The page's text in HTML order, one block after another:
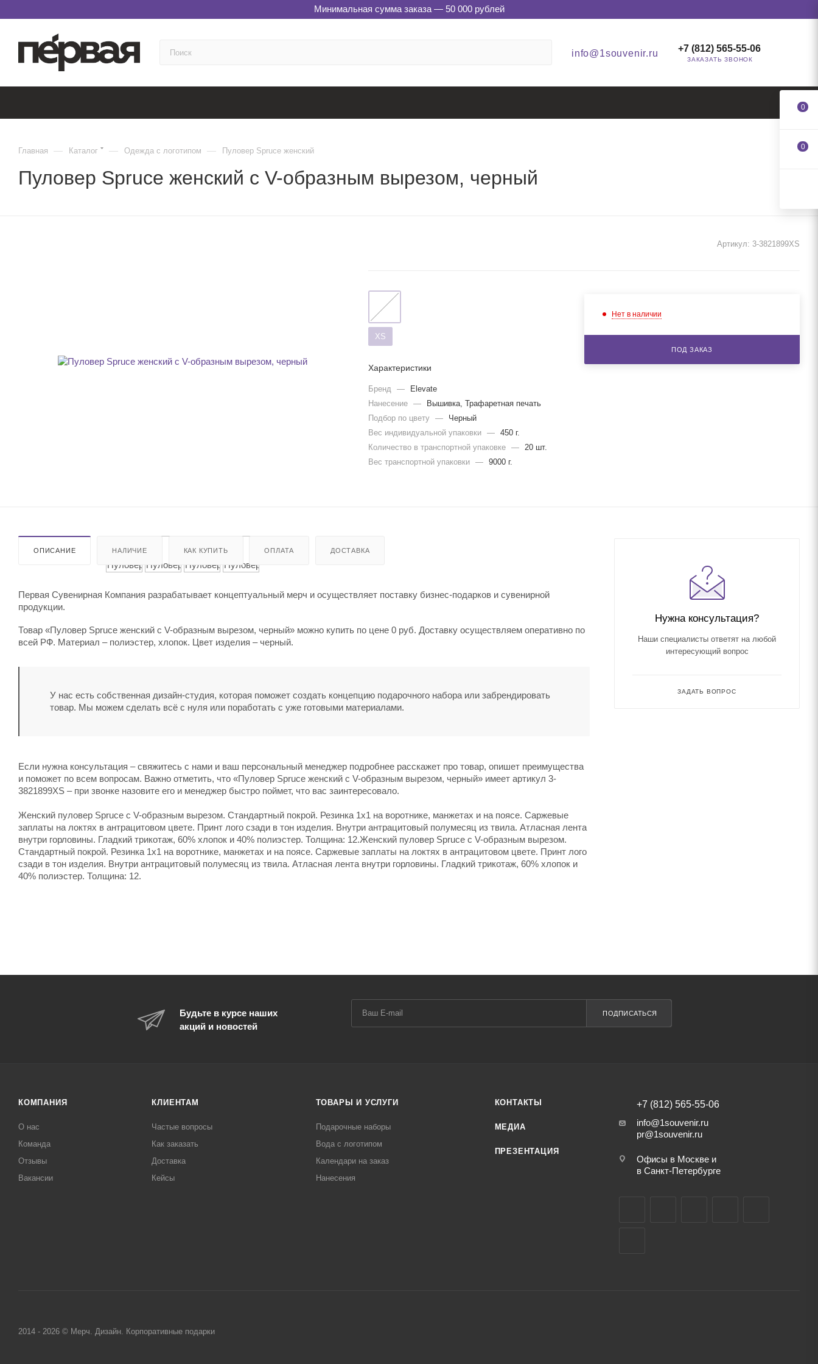
Минимальная сумма заказа — 50 000 рублей
info@1souvenir.ru +7 (812) 565-55-06
ЗАКАЗАТЬ ЗВОНОК
Главная — Каталог — Одежда с логотипом — Пуловер Spruce женский
Пуловер Spruce женский с V-образным вырезом, черный
Артикул: 3-3821899XS
XS
Характеристики
Бренд —
Elevate
Нанесение
—
Вышивка, Трафаретная печать
Подбор по цвету
—
Черный
Вес индивидуальной упаковки
—
450 г.
Количество в транспортной упаковке
—
20 шт.
Вес транспортной упаковки
— 9000 г.
Нет в наличии
ПОД ЗАКАЗ
ОПИСАНИЕ НАЛИЧИЕ КАК КУПИТЬ ОПЛАТА ДОСТАВКА
Первая Сувенирная Компания разрабатывает концептуальный мерч и осуществляет поставку бизнес-подарков и сувенирной
продукции.
Товар «Пуловер Spruce женский с V-образным вырезом, черный» можно купить по цене 0 руб. Доставку осуществляем оперативно по
всей РФ. Материал – полиэстер, хлопок. Цвет изделия – черный.
У нас есть собственная дизайн-студия, которая поможет создать концепцию подарочного набора или забрендировать
товар. Мы можем сделать всё с нуля или поработать с уже готовыми материалами.
Если нужна консультация – свяжитесь с нами и ваш персональный менеджер подробнее расскажет про товар, опишет преимущества
и поможет по всем вопросам. Важно отметить, что «Пуловер Spruce женский с V-образным вырезом, черный» имеет артикул 3-
3821899XS – при звонке назовите его и менеджер быстро поймет, что вас заинтересовало.
Женский пуловер Spruce с V-образным вырезом. Стандартный покрой. Резинка 1х1 на воротнике, манжетах и на поясе. Саржевые
заплаты на локтях в антрацитовом цвете. Принт лого сзади в тон изделия. Внутри антрацитовый полумесяц из твила. Атласная лента
внутри горловины. Гладкий трикотаж, 60% хлопок и 40% полиэстер. Толщина: 12.Женский пуловер Spruce с V-образным вырезом.
Стандартный покрой. Резинка 1х1 на воротнике, манжетах и на поясе. Саржевые заплаты на локтях в антрацитовом цвете. Принт лого
сзади в тон изделия. Внутри антрацитовый полумесяц из твила. Атласная лента внутри горловины. Гладкий трикотаж, 60% хлопок и
40% полиэстер. Толщина: 12.
Нужна консультация?
Наши специалисты ответят на любой
интересующий вопрос
ЗАДАТЬ ВОПРОС
Будьте в курсе наших
акций и новостей
ПОДПИСАТЬСЯ
КОМПАНИЯ
О нас
Команда
Отзывы
Вакансии
КЛИЕНТАМ
Частые вопросы
Как заказать
Доставка
Кейсы
ТОВАРЫ И УСЛУГИ
Подарочные наборы
Вода с логотипом
Календари на заказ
Нанесения
КОНТАКТЫ
МЕДИА
ПРЕЗЕНТАЦИЯ
+7 (812) 565-55-06
info@1souvenir.ru
pr@1souvenir.ru
Офисы в Москве и
в Санкт-Петербурге
2014 - 2026 © Мерч. Дизайн. Корпоративные подарки
0
0